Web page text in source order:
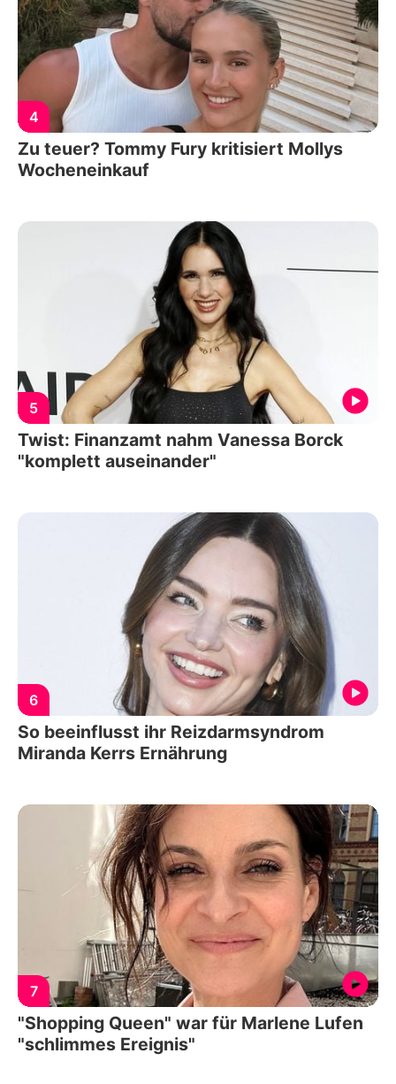
4
Zu teuer? Tommy Fury kritisiert Mollys
Wocheneinkauf
5
Twist: Finanzamt nahm Vanessa Borck
"komplett auseinander"
6
So beeinflusst ihr Reizdarmsyndrom
Miranda Kerrs Ernährung
7
"Shopping Queen" war für Marlene Lufen
"schlimmes Ereignis"